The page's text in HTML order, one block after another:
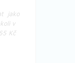
jako
v
Kč